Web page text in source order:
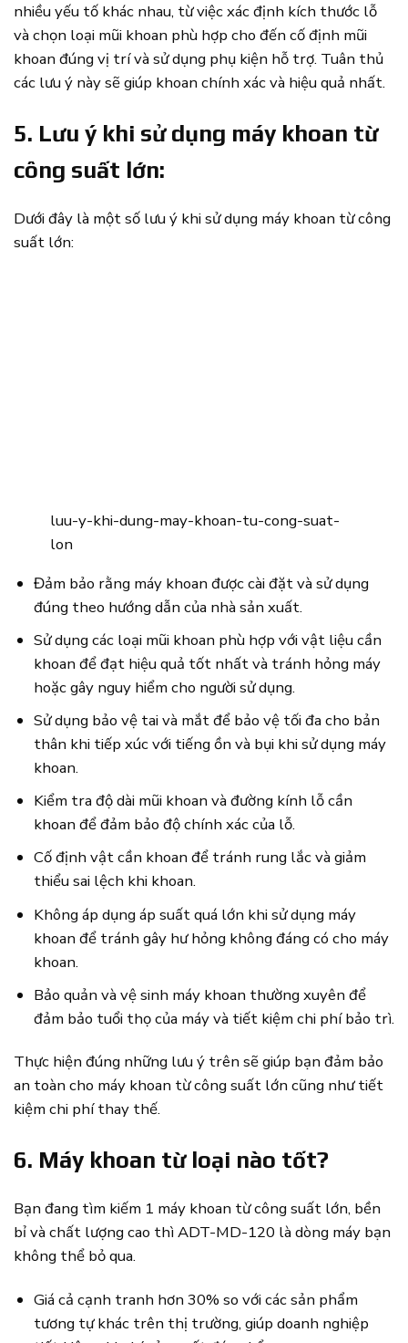
nhiều yếu tố khác nhau, từ việc xác định kích thước lỗ
và chọn loại mũi khoan phù hợp cho đến cố định mũi
khoan đúng vị trí và sử dụng phụ kiện hỗ trợ. Tuân thủ
các lưu ý này sẽ giúp khoan chính xác và hiệu quả nhất.
5. Lưu ý khi sử dụng máy khoan từ
công suất lớn:
Dưới đây là một số lưu ý khi sử dụng máy khoan từ công
suất lớn:
luu-y-khi-dung-may-khoan-tu-cong-suat-
lon
Đảm bảo rằng máy khoan được cài đặt và sử dụng
đúng theo hướng dẫn của nhà sản xuất.
Sử dụng các loại mũi khoan phù hợp với vật liệu cần
khoan để đạt hiệu quả tốt nhất và tránh hỏng máy
hoặc gây nguy hiểm cho người sử dụng.
Sử dụng bảo vệ tai và mắt để bảo vệ tối đa cho bản
thân khi tiếp xúc với tiếng ồn và bụi khi sử dụng máy
khoan.
Kiểm tra độ dài mũi khoan và đường kính lỗ cần
khoan để đảm bảo độ chính xác của lỗ.
Cố định vật cần khoan để tránh rung lắc và giảm
thiểu sai lệch khi khoan.
Không áp dụng áp suất quá lớn khi sử dụng máy
khoan để tránh gây hư hỏng không đáng có cho máy
khoan.
Bảo quản và vệ sinh máy khoan thường xuyên để
đảm bảo tuổi thọ của máy và tiết kiệm chi phí bảo trì.
Thực hiện đúng những lưu ý trên sẽ giúp bạn đảm bảo
an toàn cho máy khoan từ công suất lớn cũng như tiết
kiệm chi phí thay thế.
6. Máy khoan từ loại nào tốt?
Bạn đang tìm kiếm 1 máy khoan từ công suất lớn, bền
bỉ và chất lượng cao thì ADT-MD-120 là dòng máy bạn
không thể bỏ qua.
Giá cả cạnh tranh hơn 30% so với các sản phẩm
tương tự khác trên thị trường, giúp doanh nghiệp